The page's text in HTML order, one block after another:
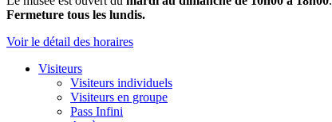
Fermeture tous les lundis.
Voir le détail des horaires
Visiteurs
Visiteurs individuels
Visiteurs en groupe
Pass Infini